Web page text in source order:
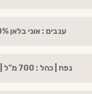
ענבים : אוני בלאן 100%
נפח | כהל : 700 מ"ל | 40%